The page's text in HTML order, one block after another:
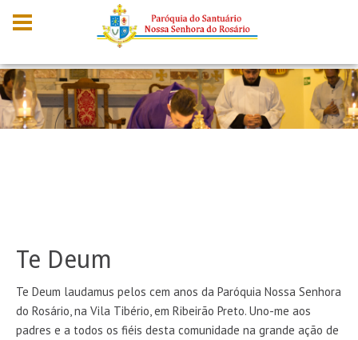
Te Deum
Te Deum laudamus pelos cem anos da Paróquia Nossa Senhora
do Rosário, na Vila Tibério, em Ribeirão Preto. Uno-me aos
padres e a todos os fiéis desta comunidade na grande ação de